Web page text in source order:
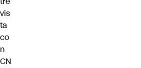
vis
ta
co
n
CN